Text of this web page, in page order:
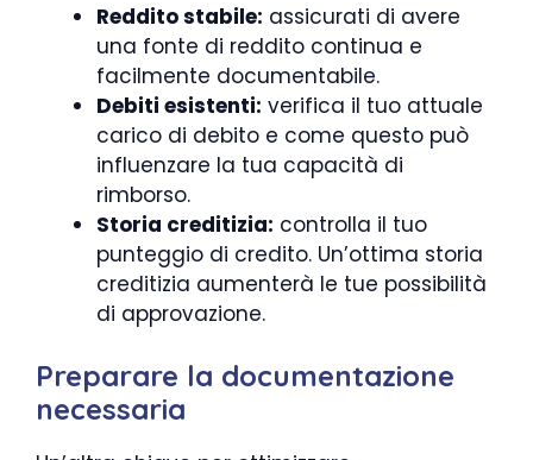
Reddito stabile: assicurati di avere
una fonte di reddito continua e
facilmente documentabile.
Debiti esistenti: verifica il tuo attuale
carico di debito e come questo può
influenzare la tua capacità di
rimborso.
Storia creditizia: controlla il tuo
punteggio di credito. Un’ottima storia
creditizia aumenterà le tue possibilità
di approvazione.
Preparare la documentazione
necessaria